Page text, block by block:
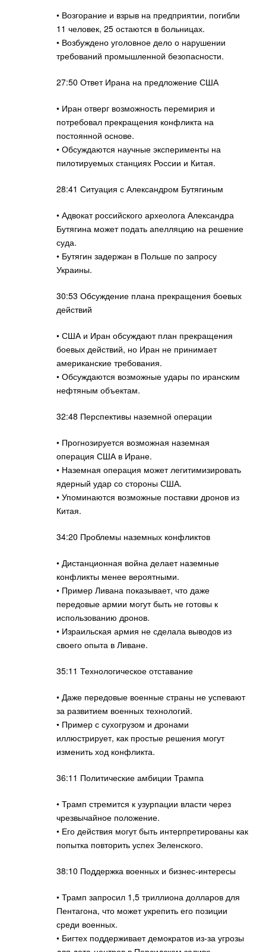
• Возгорание и взрыв на предприятии, погибли
11 человек, 25 остаются в больницах.
• Возбуждено уголовное дело о нарушении
требований промышленной безопасности.
27:50 Ответ Ирана на предложение США
• Иран отверг возможность перемирия и
потребовал прекращения конфликта на
постоянной основе.
• Обсуждаются научные эксперименты на
пилотируемых станциях России и Китая.
28:41 Ситуация с Александром Бутягиным
• Адвокат российского археолога Александра
Бутягина может подать апелляцию на решение
суда.
• Бутягин задержан в Польше по запросу
Украины.
30:53 Обсуждение плана прекращения боевых
действий
• США и Иран обсуждают план прекращения
боевых действий, но Иран не принимает
американские требования.
• Обсуждаются возможные удары по иранским
нефтяным объектам.
32:48 Перспективы наземной операции
• Прогнозируется возможная наземная
операция США в Иране.
• Наземная операция может легитимизировать
ядерный удар со стороны США.
• Упоминаются возможные поставки дронов из
Китая.
34:20 Проблемы наземных конфликтов
• Дистанционная война делает наземные
конфликты менее вероятными.
• Пример Ливана показывает, что даже
передовые армии могут быть не готовы к
использованию дронов.
• Израильская армия не сделала выводов из
своего опыта в Ливане.
35:11 Технологическое отставание
• Даже передовые военные страны не успевают
за развитием военных технологий.
• Пример с сухогрузом и дронами
иллюстрирует, как простые решения могут
изменить ход конфликта.
36:11 Политические амбиции Трампа
• Трамп стремится к узурпации власти через
чрезвычайное положение.
• Его действия могут быть интерпретированы как
попытка повторить успех Зеленского.
38:10 Поддержка военных и бизнес-интересы
• Трамп запросил 1,5 триллиона долларов для
Пентагона, что может укрепить его позиции
среди военных.
• Бигтех поддерживает демократов из-за угрозы